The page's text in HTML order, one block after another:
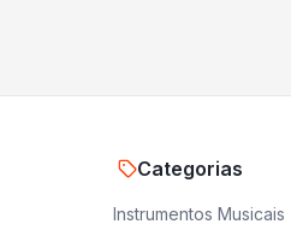
Categorias
Instrumentos Musicais